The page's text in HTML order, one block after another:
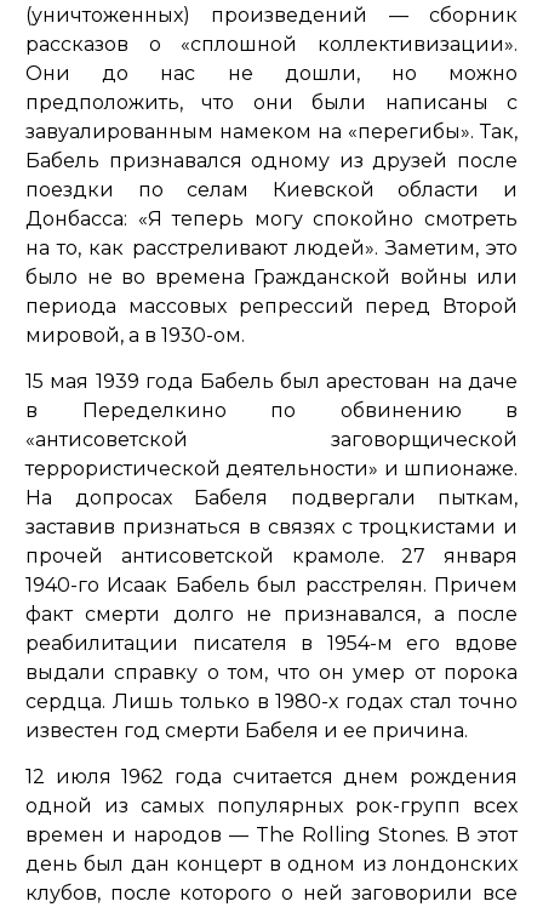
(уничтоженных) произведений — сборник
рассказов о «сплошной коллективизации».
Они до нас не дошли, но можно
предположить, что они были написаны с
завуалированным намеком на «перегибы». Так,
Бабель признавался одному из друзей после
поездки по селам Киевской области и
Донбасса: «Я теперь могу спокойно смотреть
на то, как расстреливают людей». Заметим, это
было не во времена Гражданской войны или
периода массовых репрессий перед Второй
мировой, а в 1930-ом.
15 мая 1939 года Бабель был арестован на даче
в Переделкино по обвинению в
«антисоветской заговорщической
террористической деятельности» и шпионаже.
На допросах Бабеля подвергали пыткам,
заставив признаться в связях с троцкистами и
прочей антисоветской крамоле. 27 января
1940-го Исаак Бабель был расстрелян. Причем
факт смерти долго не признавался, а после
реабилитации писателя в 1954-м его вдове
выдали справку о том, что он умер от порока
сердца. Лишь только в 1980-х годах стал точно
известен год смерти Бабеля и ее причина.
12 июля 1962 года считается днем рождения
одной из самых популярных рок-групп всех
времен и народов — The Rolling Stones. В этот
день был дан концерт в одном из лондонских
клубов, после которого о ней заговорили все